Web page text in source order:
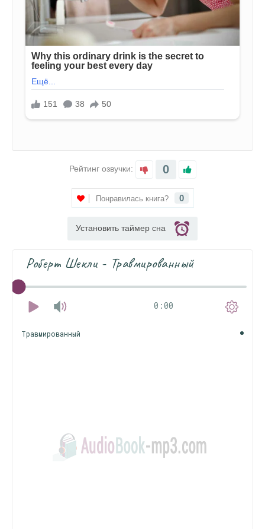
Рейтинг озвучки: 0
Понравилась книга? 0
Установить таймер сна
Роберт Шекли - Травмированный
0:00
Травмированный